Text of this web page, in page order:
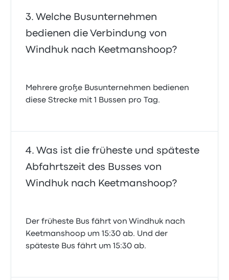
Welche Busunternehmen
bedienen die Verbindung von
Windhuk nach Keetmanshoop?
Mehrere große Busunternehmen bedienen
diese Strecke mit 1 Bussen pro Tag.
Was ist die früheste und späteste
Abfahrtszeit des Busses von
Windhuk nach Keetmanshoop?
Der früheste Bus fährt von Windhuk nach
Keetmanshoop um 15:30 ab. Und der
späteste Bus fährt um 15:30 ab.